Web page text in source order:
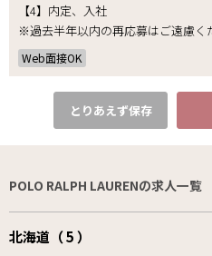
【4】内定、入社
※過去半年以内の再応募はご遠慮く
Web面接OK
とりあえず保存
POLO RALPH LAURENの求人一覧
北海道（ 5 ）